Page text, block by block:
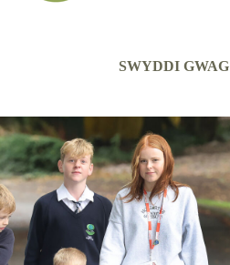
SWYDDI GWAG